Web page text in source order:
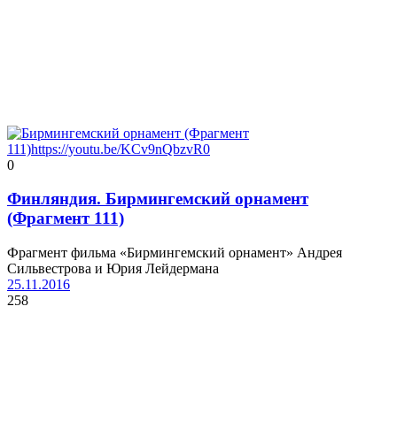
0
Финляндия. Бирмингемский орнамент
(Фрагмент 111)
Фрагмент фильма «Бирмингемский орнамент» Андрея
Сильвестрова и Юрия Лейдермана
25.11.2016
258